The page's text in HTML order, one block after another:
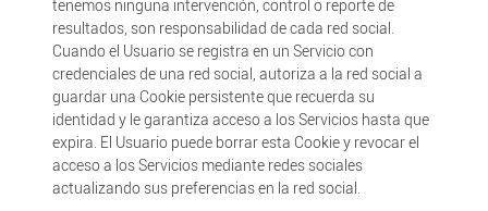
tenemos ninguna intervención, control o reporte de
resultados, son responsabilidad de cada red social.
Cuando el Usuario se registra en un Servicio con
credenciales de una red social, autoriza a la red social a
guardar una Cookie persistente que recuerda su
identidad y le garantiza acceso a los Servicios hasta que
expira. El Usuario puede borrar esta Cookie y revocar el
acceso a los Servicios mediante redes sociales
actualizando sus preferencias en la red social.